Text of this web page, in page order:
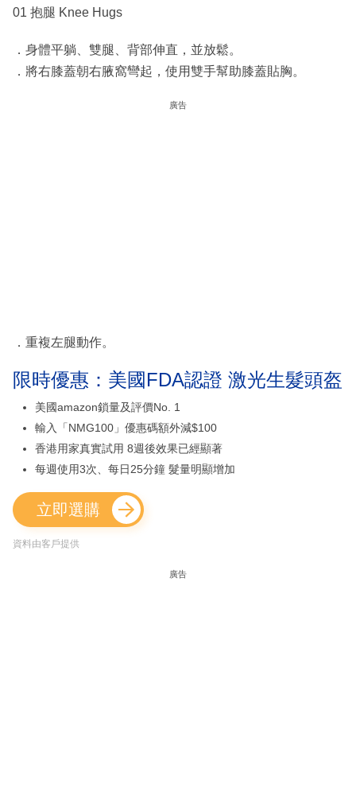
01 抱腿 Knee Hugs
．身體平躺、雙腿、背部伸直，並放鬆。
．將右膝蓋朝右腋窩彎起，使用雙手幫助膝蓋貼胸。
廣告
．重複左腿動作。
限時優惠：美國FDA認證 激光生髮頭盔
美國amazon鎖量及評價No. 1
輸入「NMG100」優惠碼額外減$100
香港用家真實試用 8週後效果已經顯著
每週使用3次、每日25分鐘 髮量明顯增加
立即選購
資料由客戶提供
廣告